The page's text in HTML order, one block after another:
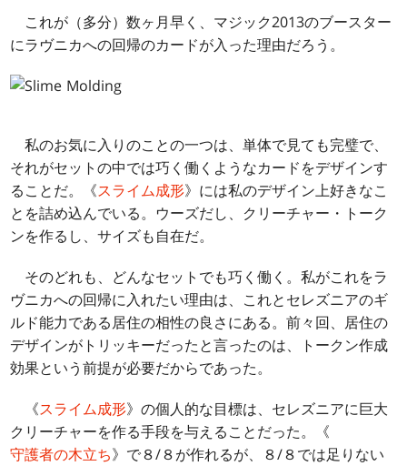
これが（多分）数ヶ月早く、マジック2013のブースター
にラヴニカへの回帰のカードが入った理由だろう。
私のお気に入りのことの一つは、単体で見ても完璧で、
それがセットの中では巧く働くようなカードをデザインす
ることだ。《スライム成形》には私のデザイン上好きなこ
とを詰め込んでいる。ウーズだし、クリーチャー・トーク
ンを作るし、サイズも自在だ。
そのどれも、どんなセットでも巧く働く。私がこれをラ
ヴニカへの回帰に入れたい理由は、これとセレズニアのギ
ルド能力である居住の相性の良さにある。前々回、居住の
デザインがトリッキーだったと言ったのは、トークン作成
効果という前提が必要だからであった。
《スライム成形》の個人的な目標は、セレズニアに巨大
クリーチャーを作る手段を与えることだった。《
守護者の木立ち》で８/８が作れるが、８/８では足りない